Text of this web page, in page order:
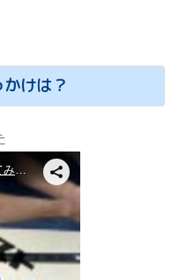
けは？